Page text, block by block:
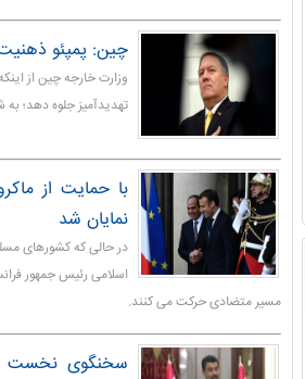
چین: پمپئو
وزارت خارجه چین از
تهدیدآمیز جلوه دهد؛ به
با حمایت از
نمایان شد
در حالی که کشورهای
اسلامی رئیس جمهور
مسیر متضادی حرکت می کنند.
سخنگوی نخست